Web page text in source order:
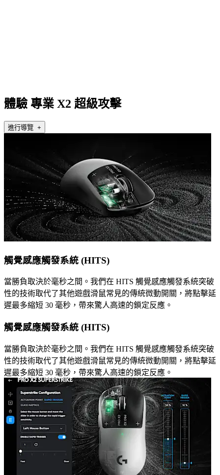
體驗 專業 X2 超級攻擊
進行導覽 +
觸覺感應觸發系統 (HITS)
當勝負取決於毫秒之間。我們在 HITS 觸覺感應觸發系統突破
性的技術取代了其他遊戲滑鼠常見的傳統微動開關，將點擊延
遲最多縮短 30 毫秒，帶來驚人高速的鎖定反應。
觸覺感應觸發系統 (HITS)
當勝負取決於毫秒之間。我們在 HITS 觸覺感應觸發系統突破
性的技術取代了其他遊戲滑鼠常見的傳統微動開關，將點擊延
遲最多縮短 30 毫秒，帶來驚人高速的鎖定反應。